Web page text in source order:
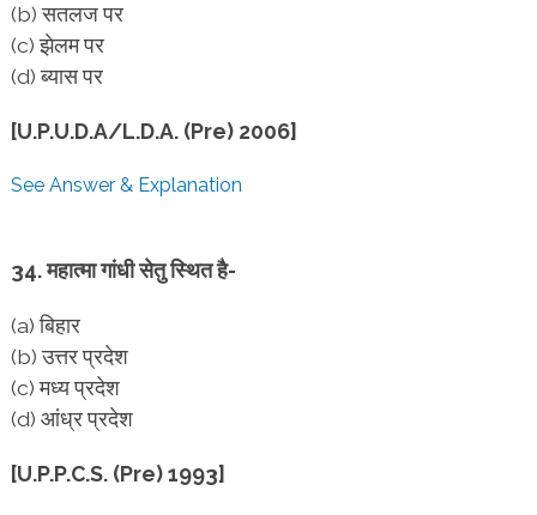
(b) सतलज पर
(c) झेलम पर
(d) ब्यास पर
[U.P.U.D.A/L.D.A. (Pre) 2006]
See Answer & Explanation
34. महात्मा गांधी सेतु स्थित है-
(a) बिहार
(b) उत्तर प्रदेश
(c) मध्य प्रदेश
(d) आंध्र प्रदेश
[U.P.P.C.S. (Pre) 1993]